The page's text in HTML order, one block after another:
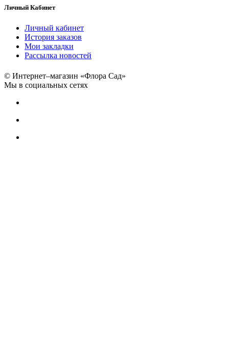
Личный Кабинет
Личный кабинет
История заказов
Мои закладки
Рассылка новостей
© Интернет–магазин «Флора Сад»
Мы в социальных сетях